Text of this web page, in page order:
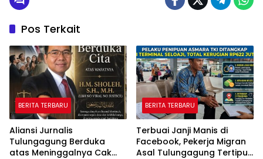
Pos Terkait
BERITA TERBARU
Aliansi Jurnalis
Tulungagung Berduka
atas Meninggalnya Cak
BERITA TERBARU
Terbuai Janji Manis di
Facebook, Pekerja Migran
Asal Tulungagung Tertipu